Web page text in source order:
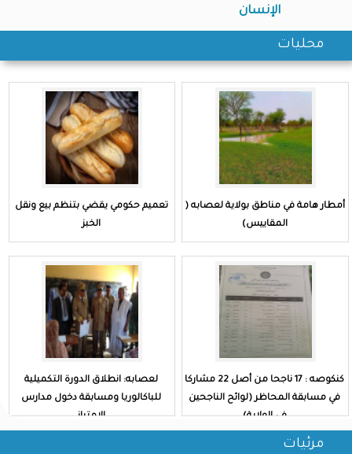
الإنسان
سيارو منقبين في الشمال
محليات
أمطار هامة في مناطق بولاية لعصابه (
المقاييس)
تعميم حكومي يقضي بتنظم بيع ونقل
الخبز
كنكوصه : 17 ناجحا من أصل 22 مشاركا
في مسابقة المحاظر (لوائح الناجحين
في الولاية)
لعصابه: انطلاق الدورة التكميلية
للباكالوريا ومسابقة دخول مدارس
الامتياز
مرئيات